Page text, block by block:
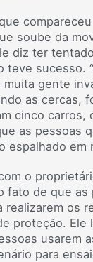
soube da
diz ter
teve sucesso.
gente
as cercas,
cinco carros,
as pessoas
espalhado em
o
fato de que as
realizarem os
proteção. Ele
usarem
para